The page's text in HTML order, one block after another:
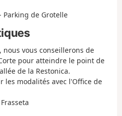
Parking de Grotelle
vous conseillerons de
pour atteindre le point de
de la Restonica.
les modalités avec l'Office de